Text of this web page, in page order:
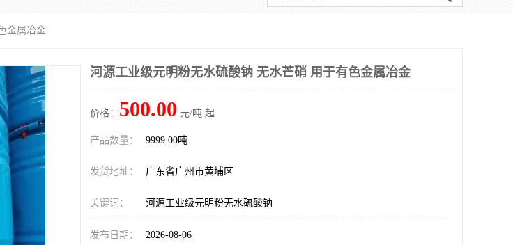
金属冶金
河源工业级元明粉无水硫酸钠 无水芒硝 用于有色金属冶金
价格： 500.00 元/吨 起
产品数量： 9999.00吨
发货地址： 广东省广州市黄埔区
关键词： 河源工业级元明粉无水硫酸钠
发布日期： 2026-08-06